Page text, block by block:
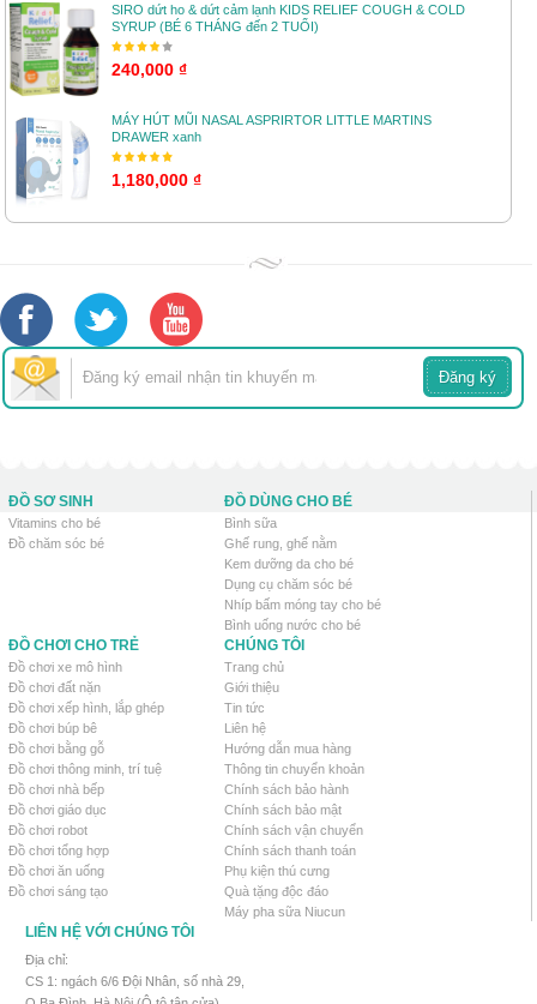
SIRO dứt ho & dứt cảm lạnh KIDS RELIEF COUGH & COLD
SYRUP (BÉ 6 THÁNG đến 2 TUỔI)
240,000 ₫
MÁY HÚT MŨI NASAL ASPRIRTOR LITTLE MARTINS
DRAWER xanh
1,180,000 ₫
ĐỒ SƠ SINH
Vitamins cho bé
Đồ chăm sóc bé
ĐỒ DÙNG CHO BÉ
Bình sữa
Ghế rung, ghế nằm
Kem dưỡng da cho bé
Dụng cụ chăm sóc bé
Nhíp bấm móng tay cho bé
Bình uống nước cho bé
ĐỒ CHƠI CHO TRẺ
Đồ chơi xe mô hình
Đồ chơi đất nặn
Đồ chơi xếp hình, lắp ghép
Đồ chơi búp bê
Đồ chơi bằng gỗ
Đồ chơi thông minh, trí tuệ
Đồ chơi nhà bếp
Đồ chơi giáo dục
Đồ chơi robot
Đồ chơi tổng hợp
Đồ chơi ăn uống
Đồ chơi sáng tạo
CHÚNG TÔI
Trang chủ
Giới thiệu
Tin tức
Liên hệ
Hướng dẫn mua hàng
Thông tin chuyển khoản
Chính sách bảo hành
Chính sách bảo mật
Chính sách vận chuyển
Chính sách thanh toán
Phụ kiện thú cưng
Quà tặng độc đáo
Máy pha sữa Niucun
LIÊN HỆ VỚI CHÚNG TÔI
Địa chỉ:
CS 1: ngách 6/6 Đội Nhân, số nhà 29,